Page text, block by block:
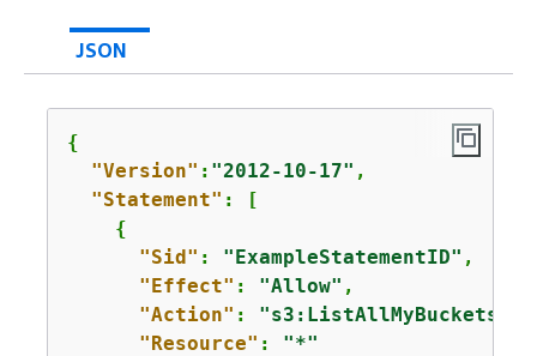
JSON
{
"Version" : "2012-10-17" ,
"Statement" : [
{
"Sid" : "ExampleStatementID" ,
"Effect" : "Allow" ,
"Action" : "s3:ListAllMyBuckets"
"Resource" : "*"